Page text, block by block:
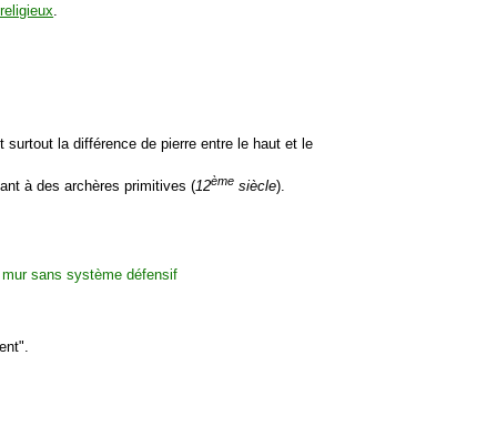
la différence de pierre entre le haut et le
à des archères primitives (12ème siècle).